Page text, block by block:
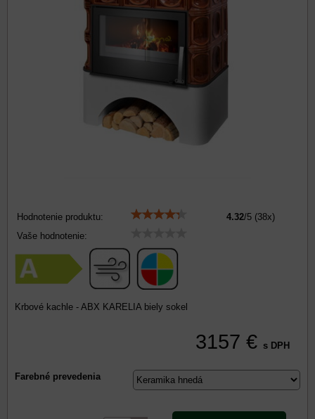
Hodnotenie produktu: 4.32/5 (38x)
Vaše hodnotenie:
Krbové kachle - ABX KARELIA biely sokel
3157 € s DPH
Farebné prevedenia